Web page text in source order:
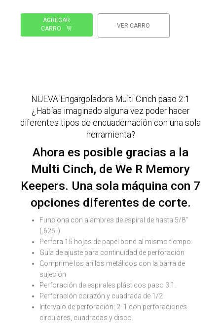
AGREGAR
CARRO
VER CARRO
NUEVA Engargoladora Multi Cinch paso 2:1
¿Habías imaginado alguna vez poder hacer
diferentes tipos de encuadernación con una sola
herramienta?
Ahora es posible gracias a la
Multi Cinch, de We R Memory
Keepers. Una sola máquina con 7
opciones diferentes de corte.
Funciona con alambres de espiral de hasta 5/8"
(.625")
Perfora 15 hojas de papel bond al mismo tiempo.
Guía de ajuste para continuidad de perforación
Comprime los arillos metálicos con la barra de
sujeción
Perforación de espirales plásticos paso 3.1.
Perforación corazón y cuadrada de 1/2
Intervalo de perforación: 2: 1 con perforaciones
circulares, cuadradas y disco.